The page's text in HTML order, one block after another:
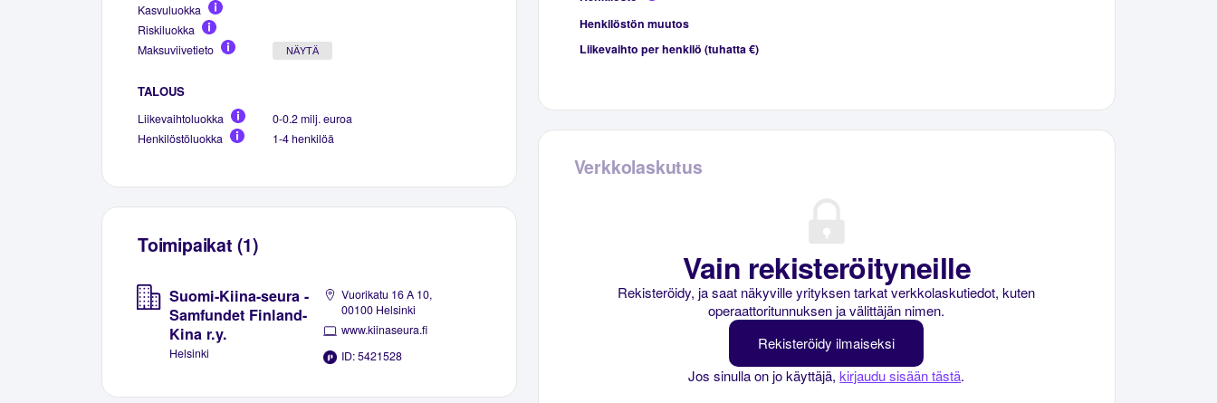
Kasvuluokka
Riskiluokka
Maksuviivetieto
NÄYTÄ
TALOUS
Liikevaihtoluokka
0-0.2 milj. euroa
Henkilöstöluokka
1-4 henkilöä
Toimipaikat (1)
Suomi-Kiina-seura -
Samfundet Finland-
Kina r.y.
Helsinki
Vuorikatu 16 A 10,
00100 Helsinki
www.kiinaseura.fi
ID: 5421528
Henkilöstön muutos
Liikevaihto per henkilö (tuhatta €)
Verkkolaskutus
Vain rekisteröityneille
Rekisteröidy, ja saat näkyville yrityksen tarkat verkkolaskutiedot, kuten
operaattoritunnuksen ja välittäjän nimen.
Rekisteröidy ilmaiseksi
Jos sinulla on jo käyttäjä,kirjaudu sisään tästä.